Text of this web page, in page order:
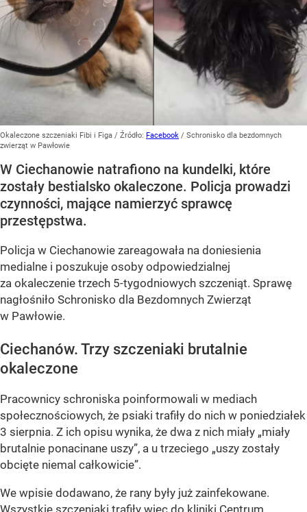
Okaleczone szczeniaki Fibi i Figa / Źródło: Facebook / Schronisko dla bezdomnych
zwierząt w Pawłowie
W Ciechanowie natrafiono na kundelki, które
zostały bestialsko okaleczone. Policja prowadzi
czynności, mające namierzyć sprawcę
przestępstwa.
Policja w Ciechanowie zareagowała na doniesienia
medialne i poszukuje osoby odpowiedzialnej
za okaleczenie trzech 5-tygodniowych szczeniąt. Sprawę
nagłośniło Schronisko dla Bezdomnych Zwierząt
w Pawłowie.
Ciechanów. Trzy szczeniaki brutalnie
okaleczone
Pracownicy schroniska poinformowali w mediach
społecznościowych, że psiaki trafiły do nich w poniedziałek
3 sierpnia. Z ich opisu wynika, że dwa z nich miały „miały
brutalnie ponacinane uszy”, a u trzeciego „uszy zostały
obcięte niemal całkowicie”.
We wpisie dodawano, że rany były już zainfekowane.
Wszystkie szczeniaki trafiły więc do kliniki Centrum